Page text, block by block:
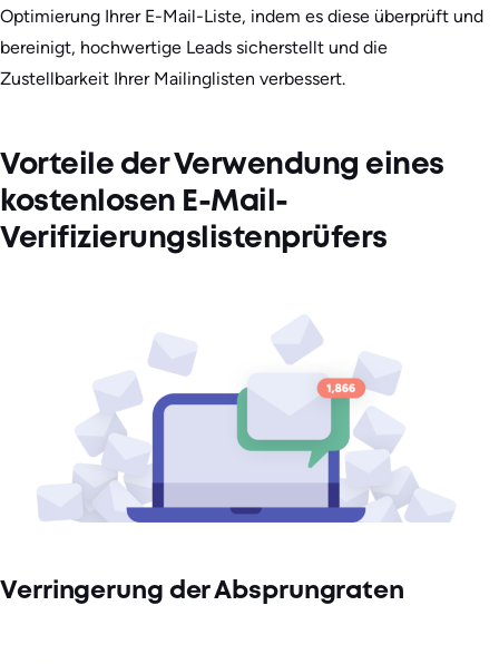
Optimierung Ihrer E-Mail-Liste, indem es diese überprüft und
bereinigt, hochwertige Leads sicherstellt und die
Zustellbarkeit Ihrer Mailinglisten verbessert.
Vorteile der Verwendung eines
kostenlosen E-Mail-
Verifizierungslistenprüfers
Verringerung der Absprungraten